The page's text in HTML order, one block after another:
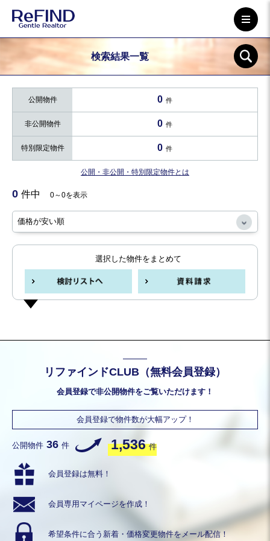
検索結果一覧
公開物件 0 件
非公開物件 0 件
特別限定物件 0 件
公開・非公開・特別限定物件とは
0 件中 0～0を表示
選択した物件をまとめて
リファインドCLUB（無料会員登録）
会員登録で非公開物件をご覧いただけます！
会員登録で物件数が大幅アップ！
公開物件 36 件 1,536 件
会員登録は無料！
会員専用 マイページを作成！
希望条件に合う 新着・価格変更物件をメール配信！